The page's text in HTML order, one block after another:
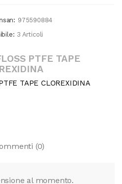
975590884
3 Articoli
PTFE TAPE
TAPE CLOREXIDINA
(0)
al momento.